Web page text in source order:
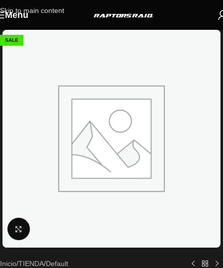
Skip to main content
Menu
SALE
Click to enlarge
Inicio/TIENDA/Default